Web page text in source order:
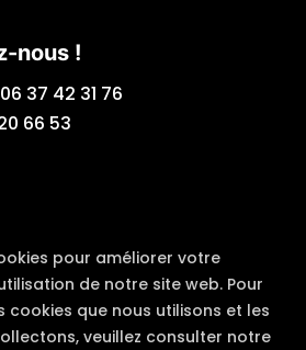
nous !
06 37 42 31 76
66 53
KAREDESS- Création
pour améliorer votre
de notre site web. Pour
cookies que nous utilisons et les
veuillez consulter notre